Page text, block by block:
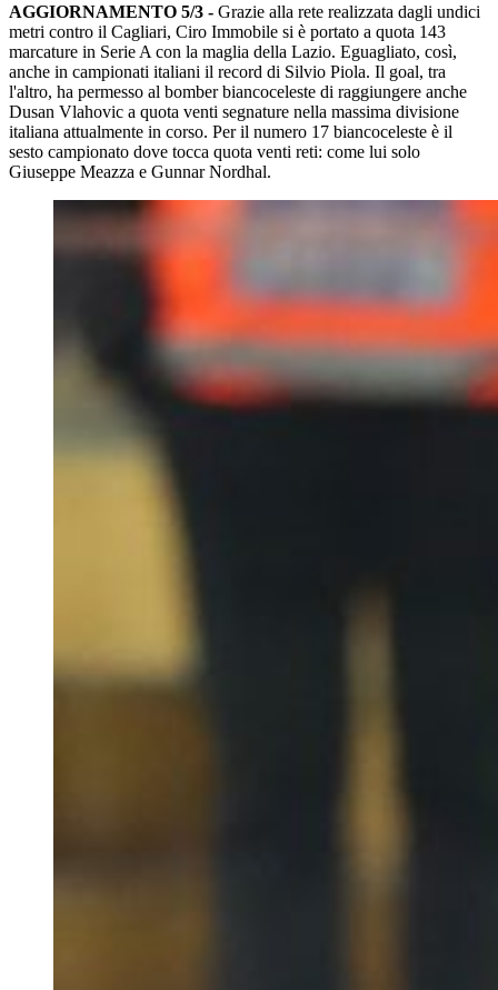
AGGIORNAMENTO 5/3 - Grazie alla rete realizzata dagli undici
metri contro il Cagliari, Ciro Immobile si è portato a quota 143
marcature in Serie A con la maglia della Lazio. Eguagliato, così,
anche in campionati italiani il record di Silvio Piola. Il goal, tra
l'altro, ha permesso al bomber biancoceleste di raggiungere anche
Dusan Vlahovic a quota venti segnature nella massima divisione
italiana attualmente in corso. Per il numero 17 biancoceleste è il
sesto campionato dove tocca quota venti reti: come lui solo
Giuseppe Meazza e Gunnar Nordhal.